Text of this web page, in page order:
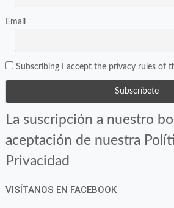
Email
Subscribing I accept the privacy rules of
La suscripción a nuestro
aceptación de nuestra
Privacidad
VISÍTANOS EN FACEBOOK